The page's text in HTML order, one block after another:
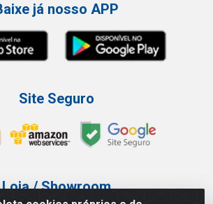
já nosso APP
Site Seguro
Loja / Showroom